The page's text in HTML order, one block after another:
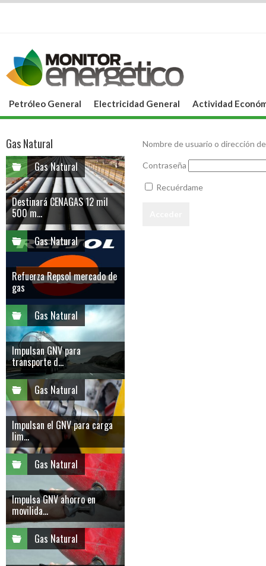
Petróleo General Electricidad General Actividad
Nombre de usuario o dirección
Contraseña
Recuérdame
Gas Natural
Gas Natural
Destinará CENAGAS 12 mil
500 m...
Gas Natural
Refuerza Repsol mercado de
gas
Gas Natural
Impulsan GNV para
transporte d...
Gas Natural
Impulsan el GNV para carga
lim...
Gas Natural
Impulsa GNV ahorro en
movilida...
Gas Natural